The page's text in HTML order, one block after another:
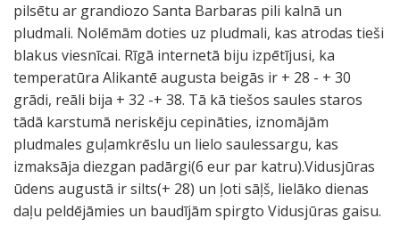
pilsētu ar grandiozo Santa Barbaras pili kalnā un
pludmali. Nolēmām doties uz pludmali, kas atrodas tieši
blakus viesnīcai. Rīgā internetā biju izpētījusi, ka
temperatūra Alikantē augusta beigās ir + 28 - + 30
grādi, reāli bija + 32 -+ 38. Tā kā tiešos saules staros
tādā karstumā neriskēju cepināties, iznomājām
pludmales guļamkrēslu un lielo saulessargu, kas
izmaksāja diezgan padārgi(6 eur par katru).Vidusjūras
ūdens augustā ir silts(+ 28) un ļoti sāļš, lielāko dienas
daļu peldējāmies un baudījām spirgto Vidusjūras gaisu.